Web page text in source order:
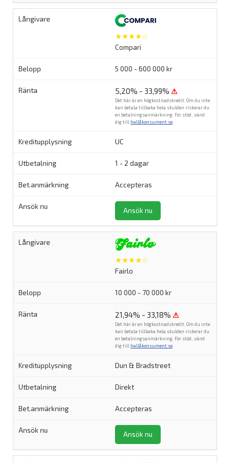
★★★★☆
Compari
5 000 - 600 000 kr
5,20% - 33,99% ⚠
Det här är en högkostnadskredit. Om du inte
kan betala tillbaka hela skulden riskerar du
en betalningsanmärkning. För stöd, vänd
dig till hallåkonsument.se.
UC
1 - 2 dagar
Accepteras
Ansök nu
★★★★☆
Fairlo
10 000 - 70 000 kr
21,94% - 33,18% ⚠
Det här är en högkostnadskredit. Om du inte
kan betala tillbaka hela skulden riskerar du
en betalningsanmärkning. För stöd, vänd
dig till hallåkonsument.se
Dun & Bradstreet
Direkt
Accepteras
Ansök nu